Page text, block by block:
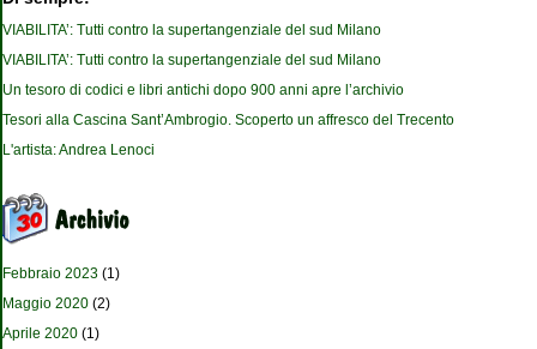
VIABILITA’: Tutti contro la supertangenziale del sud Milano
VIABILITA’: Tutti contro la supertangenziale del sud Milano
Un tesoro di codici e libri antichi dopo 900 anni apre l’archivio
Tesori alla Cascina Sant’Ambrogio. Scoperto un affresco del Trecento
L'artista: Andrea Lenoci
Febbraio 2023 (1)
Maggio 2020 (2)
Aprile 2020 (1)